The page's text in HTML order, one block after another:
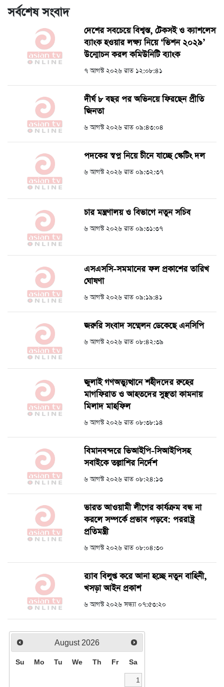
সর্বশেষ সংবাদ
দেশের সবচেয়ে বিশ্বস্ত, টেকসই ও ক্যাশলেস
ব্যাংক হওয়ার লক্ষ্য নিয়ে ‘ভিশন ২০২৯’
উন্মোচন করল কমিউনিটি ব্যাংক
৭ আগস্ট ২০২৬ রাত ১২:০৮:৪১
দীর্ঘ ৮ বছর পর অভিনয়ে ফিরছেন প্রীতি
জিনতা
৬ আগস্ট ২০২৬ রাত ০৯:৪৩:০৪
পদকের স্বপ্ন নিয়ে চীনে যাচ্ছে স্কেটিং দল
৬ আগস্ট ২০২৬ রাত ০৯:৩২:৩৭
চার মন্ত্রণালয় ও বিভাগে নতুন সচিব
৬ আগস্ট ২০২৬ রাত ০৯:৩১:৩৭
এসএসসি-সমমানের ফল প্রকাশের তারিখ
ঘোষণা
৬ আগস্ট ২০২৬ রাত ০৯:১৯:৪১
জরুরি সংবাদ সম্মেলন ডেকেছে এনসিপি
৬ আগস্ট ২০২৬ রাত ০৮:৪২:৩৯
জুলাই গণঅভ্যুত্থানে শহীদদের রুহের
মাগফিরাত ও আহতদের সুস্থতা কামনায়
মিলাদ মাহফিল
৬ আগস্ট ২০২৬ রাত ০৮:৩৮:১৪
বিমানবন্দরে ভিআইপি-সিআইপিসহ
সবাইকে তল্লাশির নির্দেশ
৬ আগস্ট ২০২৬ রাত ০৮:২৪:১৩
ভারত আওয়ামী লীগের কার্যক্রম বন্ধ না
করলে সম্পর্কে প্রভাব পড়বে: পররাষ্ট্র
প্রতিমন্ত্রী
৬ আগস্ট ২০২৬ রাত ০৮:০৪:৩০
র‍্যাব বিলুপ্ত করে আনা হচ্ছে নতুন বাহিনী,
খসড়া আইন প্রকাশ
৬ আগস্ট ২০২৬ সন্ধ্যা ০৭:৫৩:২০
August 2026
Su Mo Tu We Th Fr Sa
1